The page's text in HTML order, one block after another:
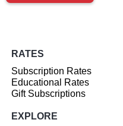
RATES
Subscription Rates
Educational Rates
Gift Subscriptions
EXPLORE